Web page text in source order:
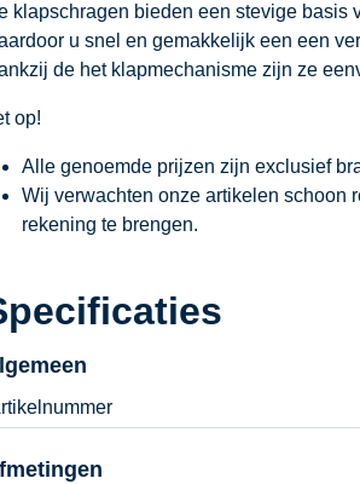
klapschragen bieden een stevige basis
u snel en gemakkelijk een een
de het klapmechanisme zijn ze
op!
Alle genoemde prijzen zijn exclusief
Wij verwachten onze artikelen schoon
rekening te brengen.